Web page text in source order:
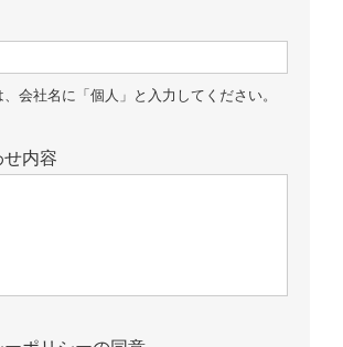
会社名に「個人」と入力してください。
せ内容